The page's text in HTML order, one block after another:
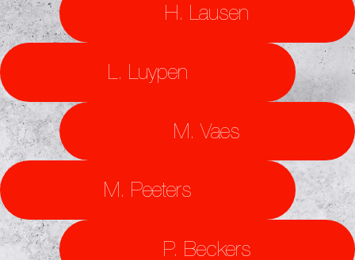
H. Lausen
L. Luypen
M. Vaes
M. Peeters
P. Beckers